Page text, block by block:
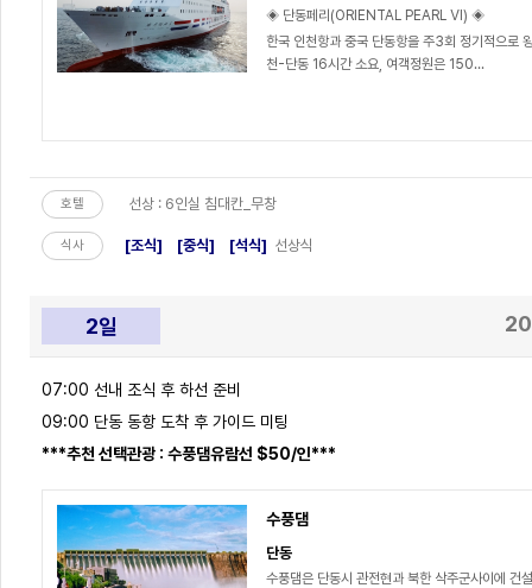
◈ 단동페리(ORIENTAL PEARL Ⅵ) ◈
한국 인천항과 중국 단동항을 주3회 정기적으로
천-단동 16시간 소요, 여객정원은 150...
호텔 선상 : 6인실 침대칸_무창
식사 [조식] [중식] [석식] 선상식
2일
07:00 선내 조식 후 하선 준비
09:00 단동 동항 도착 후 가이드 미팅
***추천 선택관광 : 수풍댐유람선 $50/인***
수풍댐
단동
수풍댐은 단동시 관전현과 북한 삭주군사이에